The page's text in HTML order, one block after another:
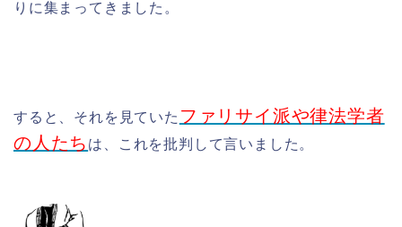
りに集まってきました。
すると、それを見ていた ファリサイ派や律法学者
の人たち は、 これを批判して言いました。